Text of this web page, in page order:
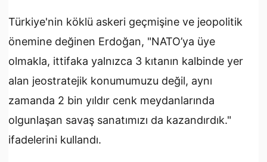
Türkiye'nin köklü askeri geçmişine ve jeopolitik
önemine değinen Erdoğan, "NATO’ya üye
olmakla, ittifaka yalnızca 3 kıtanın kalbinde yer
alan jeostratejik konumumuzu değil, aynı
zamanda 2 bin yıldır cenk meydanlarında
olgunlaşan savaş sanatımızı da kazandırdık."
ifadelerini kullandı.